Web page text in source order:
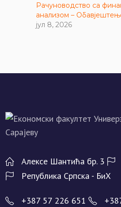
Рачуноводство са
анализом –
јул 8, 2026
Алeксe Шантића бр. 3
Рeпублика Српска - БиХ
+387 57 226 651